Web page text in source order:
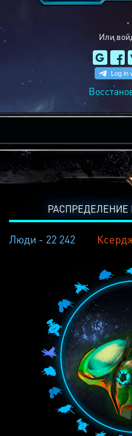
Или
РАСПРЕДЕЛЕНИЕ
Люди - 22 242